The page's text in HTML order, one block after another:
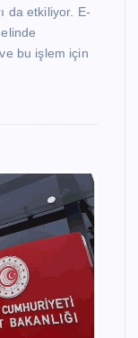
da etkiliyor. E-
bu işlem için